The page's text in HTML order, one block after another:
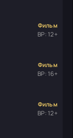
Фильм
ВР: 12+
Фильм
ВР: 16+
Фильм
ВР: 12+